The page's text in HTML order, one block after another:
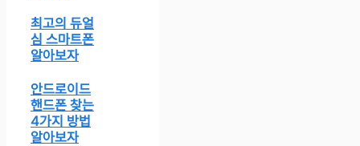
최고의 듀얼
심 스마트폰
알아보자
안드로이드
핸드폰 찾는
4가지 방법
알아보자